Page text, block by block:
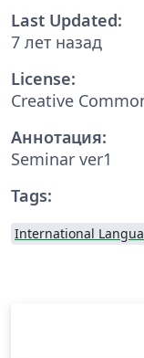
Last Updated:
7 лет назад
License:
Creative
Аннотация:
Seminar ver1
Tags:
International